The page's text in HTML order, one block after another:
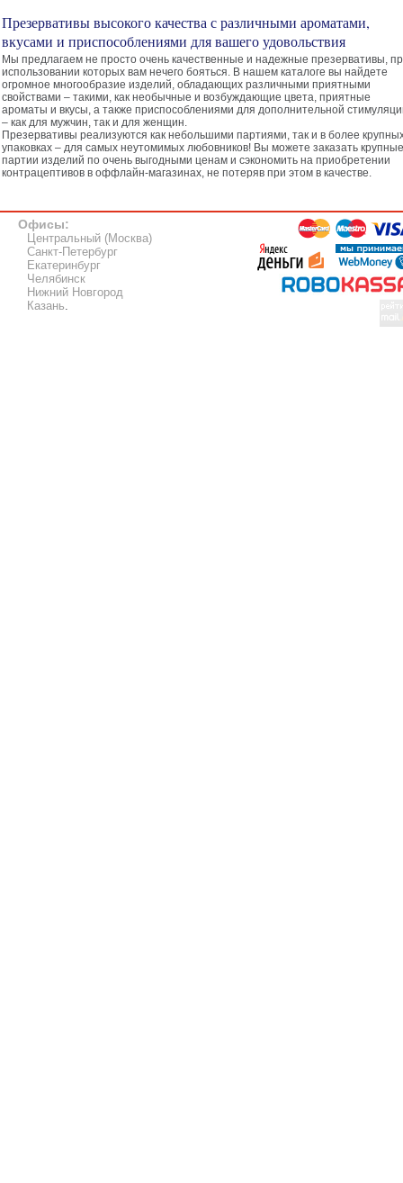
Презервативы высокого качества с различными ароматами,
вкусами и приспособлениями для вашего удовольствия
Мы предлагаем не просто очень качественные и надежные презервативы,
использовании которых вам нечего бояться. В нашем каталоге вы найдете
огромное многообразие изделий, обладающих различными приятными
свойствами – такими, как необычные и возбуждающие цвета, приятные
ароматы и вкусы, а также приспособлениями для дополнительной
– как для мужчин, так и для женщин.
Презервативы реализуются как небольшими партиями, так и в более
упаковках – для самых неутомимых любовников! Вы можете заказать крупные
партии изделий по очень выгодными ценам и сэкономить на приобретении
контрацептивов в оффлайн-магазинах, не потеряв при этом в качестве.
Офисы:
Центральный (Москва)
Санкт-Петербург
Екатеринбург
Челябинск
Нижний Новгород
Казань.